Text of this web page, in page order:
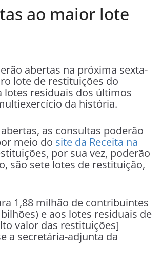
ao maior lote
abertas na próxima sexta-
lote de restituições do
lotes residuais dos últimos
da história.
as consultas poderão
meio do site da Receita na
por sua vez, poderão
são sete lotes de restituição,
1,88 milhão de contribuintes
e aos lotes residuais de
valor das restituições]
a secretária-adjunta da